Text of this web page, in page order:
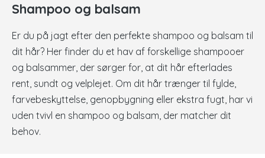
Shampoo og balsam
Er du på jagt efter den perfekte shampoo og balsam til
dit hår? Her finder du et hav af forskellige shampooer
og balsammer, der sørger for, at dit hår efterlades
rent, sundt og velplejet. Om dit hår trænger til fylde,
farvebeskyttelse, genopbygning eller ekstra fugt, har vi
uden tvivl en shampoo og balsam, der matcher dit
behov.